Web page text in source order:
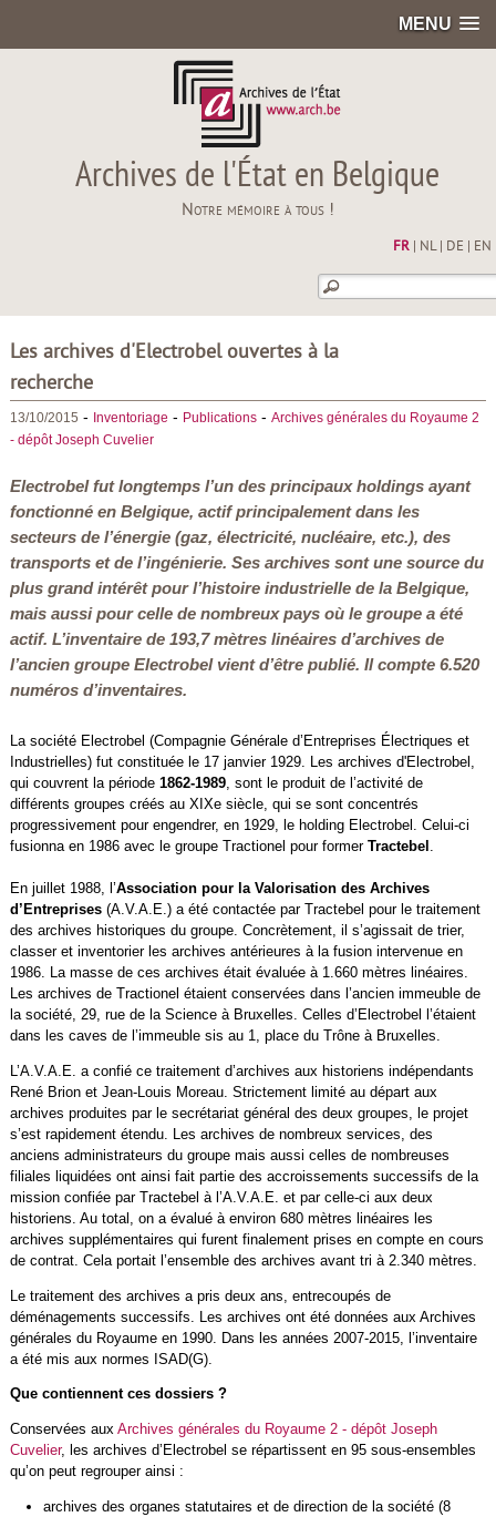
MENU
Archives de l'État en Belgique
Notre mémoire à tous !
FR| NL| DE EN
Les archives d'Electrobel ouvertes à la
recherche
13/10/2015 - Inventoriage - Publications- Archives générales du Royaume 2
- dépôt Joseph Cuvelier
Electrobel fut longtemps l’un des principaux holdings ayant
fonctionné en Belgique, actif principalement dans les
secteurs de l’énergie (gaz, électricité, nucléaire, etc.), des
transports et de l’ingénierie. Ses archives sont une source du
plus grand intérêt pour l’histoire industrielle de la Belgique,
mais aussi pour celle de nombreux pays où le groupe a été
actif. L’inventaire de 193,7 mètres linéaires d’archives de
l’ancien groupe Electrobel vient d’être publié. Il compte 6.520
numéros d’inventaires.
La société Electrobel (Compagnie Générale d’Entreprises Électriques et
Industrielles) fut constituée le 17 janvier 1929. Les archives d'Electrobel,
qui couvrent la période 1862-1989, sont le produit de l’activité de
différents groupes créés au XIXe siècle, qui se sont concentrés
progressivement pour engendrer, en 1929, le holding Electrobel. Celui-ci
fusionna en 1986 avec le groupe Tractionel pour former Tractebel .
En juillet 1988, l’Association pour la Valorisation des Archives
d’Entreprises(A.V.A.E.) a été contactée par Tractebel pour le traitement
des archives historiques du groupe. Concrètement, il s’agissait de trier,
classer et inventorier les archives antérieures à la fusion intervenue en
1986. La masse de ces archives était évaluée à 1.660 mètres linéaires.
Les archives de Tractionel étaient conservées dans l’ancien immeuble de
la société, 29, rue de la Science à Bruxelles. Celles d’Electrobel l’étaient
dans les caves de l’immeuble sis au 1, place du Trône à Bruxelles.
L’A.V.A.E. a confié ce traitement d’archives aux historiens indépendants
René Brion et Jean-Louis Moreau. Strictement limité au départ aux
archives produites par le secrétariat général des deux groupes, le projet
s’est rapidement étendu. Les archives de nombreux services, des
anciens administrateurs du groupe mais aussi celles de nombreuses
filiales liquidées ont ainsi fait partie des accroissements successifs de la
mission confiée par Tractebel à l’A.V.A.E. et par celle-ci aux deux
historiens. Au total, on a évalué à environ 680 mètres linéaires les
archives supplémentaires qui furent finalement prises en compte en cours
de contrat. Cela portait l’ensemble des archives avant tri à 2.340 mètres.
Le traitement des archives a pris deux ans, entrecoupés de
déménagements successifs. Les archives ont été données aux Archives
générales du Royaume en 1990. Dans les années 2007-2015, l’inventaire
a été mis aux normes ISAD(G).
Que contiennent ces dossiers ?
Conservées aux Archives générales du Royaume 2 - dépôt Joseph
Cuvelier, les archives d’Electrobel se répartissent en 95 sous-ensembles
qu’on peut regrouper ainsi :
archives des organes statutaires et de direction de la société (8